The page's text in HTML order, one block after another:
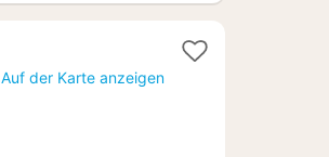
Auf der Karte anzeigen